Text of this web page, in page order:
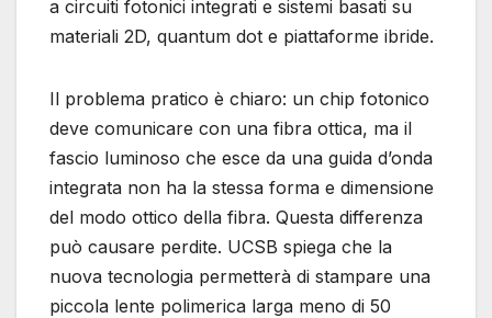
a circuiti fotonici integrati e sistemi basati su
materiali 2D, quantum dot e piattaforme ibride.
Il problema pratico è chiaro: un chip fotonico
deve comunicare con una fibra ottica, ma il
fascio luminoso che esce da una guida d’onda
integrata non ha la stessa forma e dimensione
del modo ottico della fibra. Questa differenza
può causare perdite. UCSB spiega che la
nuova tecnologia permetterà di stampare una
piccola lente polimerica larga meno di 50